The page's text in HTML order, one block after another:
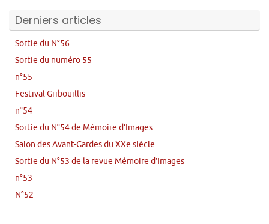
Derniers articles
Sortie du N°56
Sortie du numéro 55
n°55
Festival Gribouillis
n°54
Sortie du N°54 de Mémoire d’Images
Salon des Avant-Gardes du XXe siècle
Sortie du N°53 de la revue Mémoire d’Images
n°53
N°52